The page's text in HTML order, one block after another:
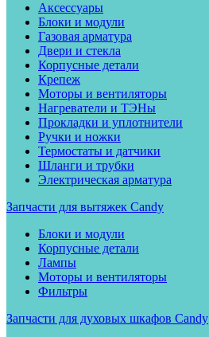
Аксессуары
Блоки и модули
Газовая арматура
Двери и стекла
Корпусные детали
Крепеж
Моторы и вентиляторы
Нагреватели и ТЭНы
Прокладки и уплотнители
Ручки и ножки
Термостаты и датчики
Шланги и трубки
Электрическая арматура
Запчасти для вытяжек Candy
Блоки и модули
Корпусные детали
Лампы
Моторы и вентиляторы
Фильтры
Запчасти для духовых шкафов Candy